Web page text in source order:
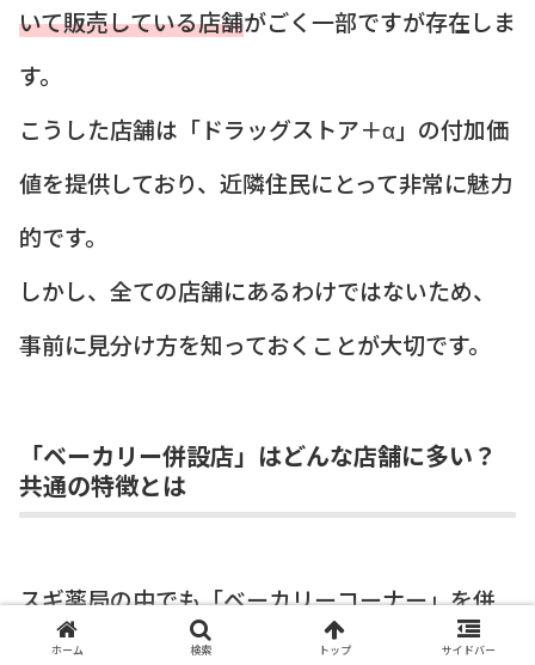
いて販売している店舗がごく一部ですが存在しま
す。
こうした店舗は「ドラッグストア＋α」の付加価
値を提供しており、近隣住民にとって非常に魅力
的です。
しかし、全ての店舗にあるわけではないため、
事前に見分け方を知っておくことが大切です。
「ベーカリー併設店」はどんな店舗に多い？
共通の特徴とは
スギ薬局の中でも「ベーカリーコーナー」を併
設している店舗には、いくつかの
共通の特徴が
ホーム 検索 トップ サイドバー